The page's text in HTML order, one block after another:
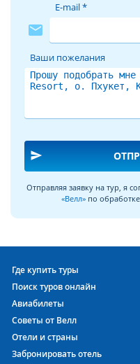
mail
E-mail *
Ваши пожелания
send
Отправляя заявку на тур, я
«Велл» по
Где купить туры
Поиск туров онлайн
Авиабилеты
Советы от Велл
Отели и страны
Забронировать отель